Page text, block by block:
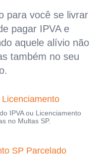
para você se livrar
pagar IPVA e
aquele alívio não
também no seu
IPVA ou Licenciamento
no Multas SP.
SP Parcelado